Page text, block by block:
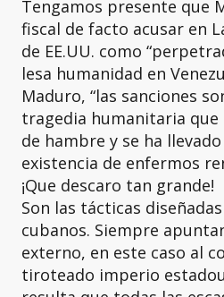
Tengamos presente que
fiscal de facto acusar en
de EE.UU. como
lesa humanidad en
Maduro, “las sanciones
tragedia humanitaria que
de hambre y se ha
existencia de enfermos
¡Que descaro tan grande!
Son las tácticas
cubanos. Siempre
externo, en este caso al
tiroteado imperio